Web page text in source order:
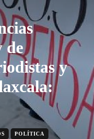
de
y
POLÍTICA